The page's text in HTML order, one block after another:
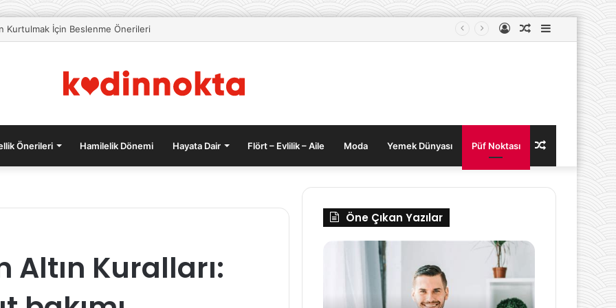
Kurtulmak İçin Beslenme Önerileri
Kenar
Bölmesi
Rastgele
Kayıt
Önerileri Hamilelik Dönemi Hayata Dair Flört – Evlilik – Aile Moda Yemek Dünyası Püf Noktası Rastgele
Makale
Altın Kuralları:
Öne Çıkan Yazılar
Olmanın
Duygusal
Crush